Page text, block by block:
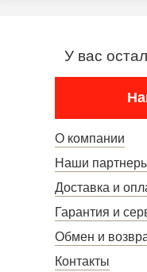
У вас
О компании
Наши
Доставка и
Гарантия и
Обмен и
Контакты